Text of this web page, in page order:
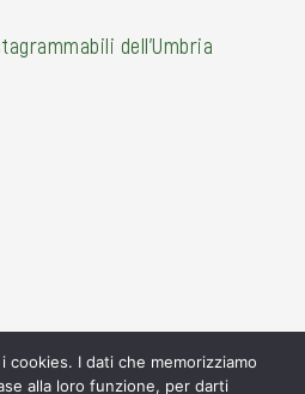
dell’Umbria
I dati che memorizziamo
alla loro funzione, per darti